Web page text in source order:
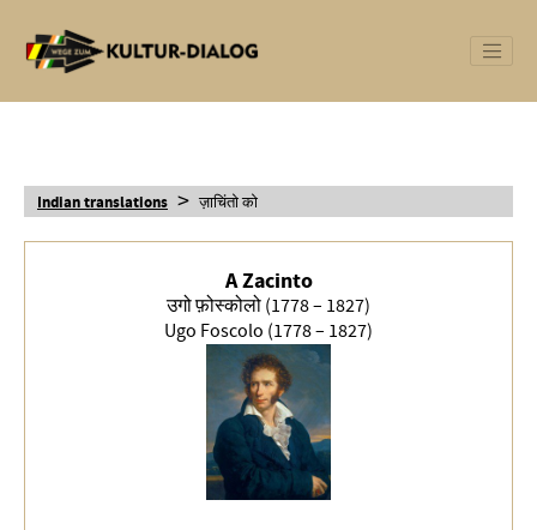
Indian translations > ज़ाचिंतो को
A Zacinto
उगो फ़ोस्कोलो (1778 – 1827)
Ugo Foscolo (1778 – 1827)